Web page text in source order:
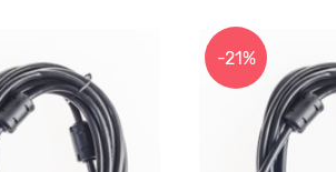
-21%